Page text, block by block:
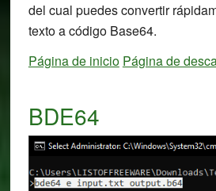
del cual puedes convertir
texto a código Base64.
Página de inicio Página de
BDE64